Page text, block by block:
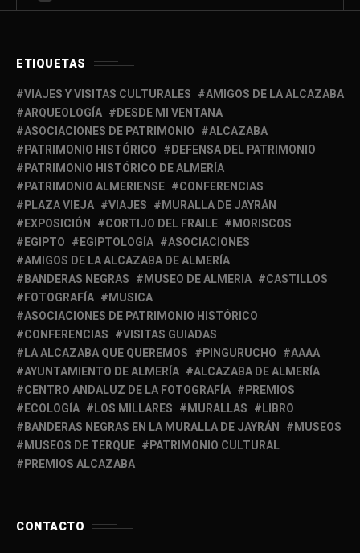
ETIQUETAS
VIAJES Y VISITAS CULTURALES
AMIGOS DE LA ALCAZABA
ARQUEOLOGÍA
DESDE MI VENTANA
ASOCIACIONES DE PATRIMONIO
ALCAZABA
PATRIMONIO HISTÓRICO
DEFENSA DEL PATRIMONIO
PATRIMONIO HISTÓRICO DE ALMERÍA
PATRIMONIO ALMERIENSE
CONFERENCIAS
PLAZA VIEJA
VIAJES
MURALLA DE JAYRÁN
EXPOSICIÓN
CORTIJO DEL FRAILE
MORISCOS
EGIPTO
EGIPTOLOGÍA
ASOCIACIONES
AMIGOS DE LA ALCAZABA DE ALMERÍA
BANDERAS NEGRAS
MUSEO DE ALMERIA
CASTILLOS
FOTOGRAFÍA
MUSICA
ASOCIACIONES DE PATRIMONIO HISTÓRICO
CONFERENCIAS
VISITAS GUIADAS
LA ALCAZABA QUE QUEREMOS
PINGURUCHO
AAAA
AYUNTAMIENTO DE ALMERÍA
ALCAZABA DE ALMERÍA
CENTRO ANDALUZ DE LA FOTOGRAFÍA
PREMIOS
ECOLOGÍA
LOS MILLARES MURALLAS
LIBRO
BANDERAS NEGRAS EN LA MURALLA DE JAYRÁN
MUSEOS
MUSEOS DE TERQUE
PATRIMONIO CULTURAL
PREMIOS ALCAZABA
CONTACTO